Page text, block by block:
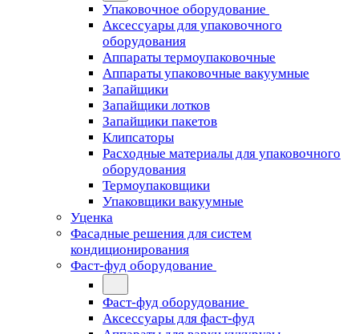
Упаковочное оборудование
Аксессуары для упаковочного
оборудования
Аппараты термоупаковочные
Аппараты упаковочные вакуумные
Запайщики
Запайщики лотков
Запайщики пакетов
Клипсаторы
Расходные материалы для упаковочного
оборудования
Термоупаковщики
Упаковщики вакуумные
Уценка
Фасадные решения для систем
кондиционирования
Фаст-фуд оборудование
Фаст-фуд оборудование
Аксессуары для фаст-фуд